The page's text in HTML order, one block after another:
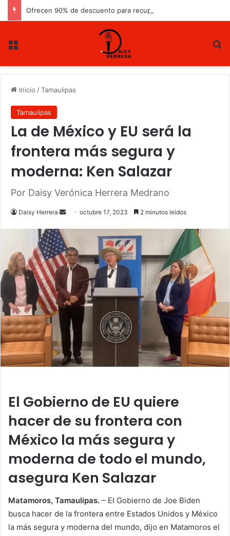
Inicio /Tamaulipas
Tamaulipas
La de México y EU será la
frontera más segura y
moderna: Ken Salazar
Por Daisy Verónica Herrera Medrano
Daisy Herrera
d
a
n
e
m
octubre 17, 2023 2 minutos leidos
El Gobierno de EU quiere
hacer de su frontera con
México la más segura y
moderna de todo el mundo,
asegura Ken Salazar
Matamoros, Tamaulipas. – El Gobierno de Joe Biden
busca hacer de la frontera entre Estados Unidos y México
la más segura y moderna del mundo, dijo en Matamoros el